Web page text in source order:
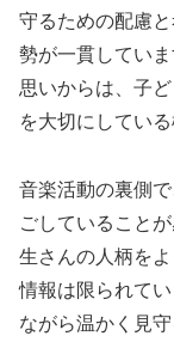
守るための配慮
勢が一貫してい
思いからは、子
を大切にしてい
音楽活動の裏側
ごしていること
生さんの人柄を
情報は限られて
ながら温かく見